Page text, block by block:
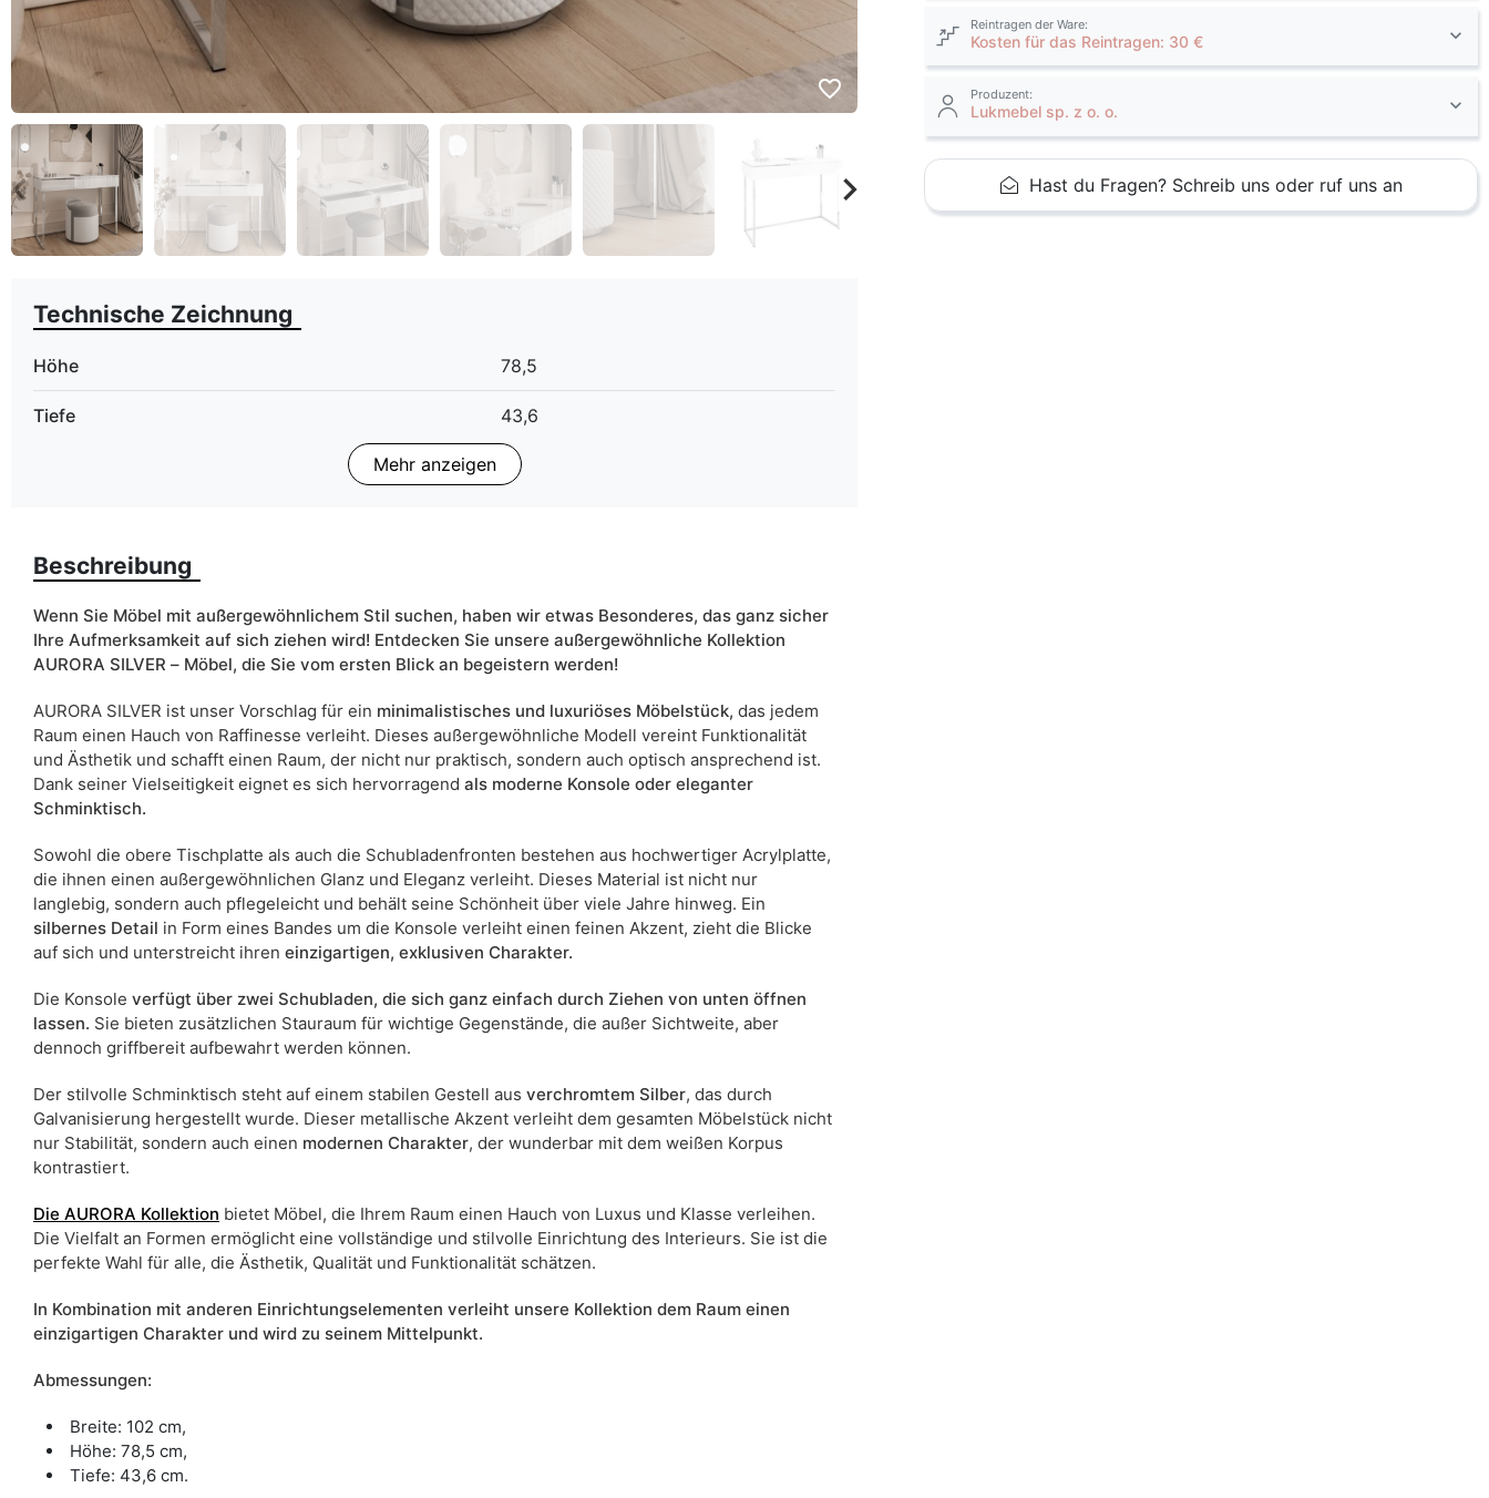
favorite_border
Zurück Weiter
keyboard_arrow_right
Technische Zeichnung
Höhe 78,5
Tiefe 43,6
Glanz
Breite 102
Liefertermin: 7 Werktage
Aufgrund des Produktionsprozesses und der Materialeigenschaften sind Maßabweichungen von +/- 2–3 cm möglich.
Mehr anzeigen
Beschreibung
Wenn Sie Möbel mit außergewöhnlichem Stil suchen, haben wir etwas Besonderes, das ganz sicher
Ihre Aufmerksamkeit auf sich ziehen wird! Entdecken Sie unsere außergewöhnliche Kollektion
AURORA SILVER – Möbel, die Sie vom ersten Blick an begeistern werden!
AURORA SILVER ist unser Vorschlag für ein minimalistisches und luxuriöses Möbelstück, das jedem
Raum einen Hauch von Raffinesse verleiht. Dieses außergewöhnliche Modell vereint Funktionalität
und Ästhetik und schafft einen Raum, der nicht nur praktisch, sondern auch optisch ansprechend ist.
Dank seiner Vielseitigkeit eignet es sich hervorragend als moderne Konsole oder eleganter
Schminktisch.
Sowohl die obere Tischplatte als auch die Schubladenfronten bestehen aus hochwertiger Acrylplatte,
die ihnen einen außergewöhnlichen Glanz und Eleganz verleiht. Dieses Material ist nicht nur
langlebig, sondern auch pflegeleicht und behält seine Schönheit über viele Jahre hinweg. Ein
silbernes Detail in Form eines Bandes um die Konsole verleiht einen feinen Akzent, zieht die Blicke
auf sich und unterstreicht ihren einzigartigen, exklusiven Charakter.
Die Konsole verfügt über zwei Schubladen, die sich ganz einfach durch Ziehen von unten öffnen
lassen. Sie bieten zusätzlichen Stauraum für wichtige Gegenstände, die außer Sichtweite, aber
dennoch griffbereit aufbewahrt werden können.
Der stilvolle Schminktisch steht auf einem stabilen Gestell aus verchromtem Silber, das durch
Galvanisierung hergestellt wurde. Dieser metallische Akzent verleiht dem gesamten Möbelstück nicht
nur Stabilität, sondern auch einen modernen Charakter, der wunderbar mit dem weißen Korpus
kontrastiert.
Die AURORA Kollektion bietet Möbel, die Ihrem Raum einen Hauch von Luxus und Klasse verleihen.
Die Vielfalt an Formen ermöglicht eine vollständige und stilvolle Einrichtung des Interieurs. Sie ist die
perfekte Wahl für alle, die Ästhetik, Qualität und Funktionalität schätzen.
In Kombination mit anderen Einrichtungselementen verleiht unsere Kollektion dem Raum einen
einzigartigen Charakter und wird zu seinem Mittelpunkt.
Abmessungen:
Breite: 102 cm,
Höhe: 78,5 cm,
Tiefe: 43,6 cm.
Reintragen der Ware:
Kosten für das Reintragen: 30 €
Produzent:
Lukmebel sp. z o. o.
Hast du Fragen? Schreib uns oder ruf uns an